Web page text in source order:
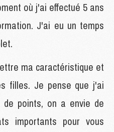
où j'ai effectué 5 ans
J'ai eu un temps
ma caractéristique et
filles. Je pense que j'ai
points, on a envie de
importants pour vous